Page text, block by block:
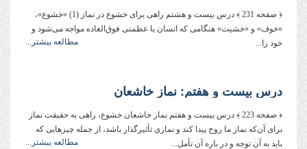
﴿ صفحه 231 ﴾ درس بیست و هشتم راهى براى خشوع در نماز (1) «خشوع»،
«خوف» و «خشیت» هنگامى كه انسان با عظمتى فوق‌العاده مواجه مى‌شود و
خود را...
مطالعه بیشتر...
درس بیست و هفتم: نماز خاشعان
﴿ صفحه 223 ﴾ درس بیست و هفتم نماز خاشعان خشوع، راهى به حقیقت نماز
براى آن‌كه نماز ما روح پیدا كند و نمازى تأثیرگذار باشد، از جمله چیزهایى كه
باید به آن توجه و در باره آن تأمل...
مطالعه بیشتر...